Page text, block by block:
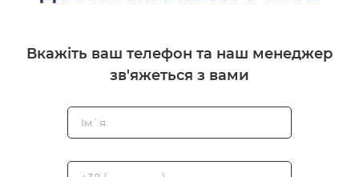
Вкажіть ваш телефон та наш менеджер
зв'яжеться з вами